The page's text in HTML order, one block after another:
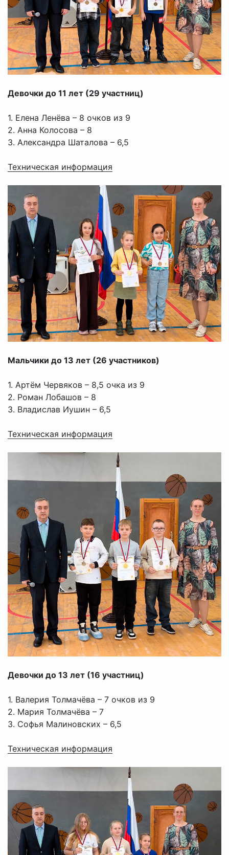
Девочки до 11 лет (29 участниц)
1. Елена Ленёва – 8 очков из 9
2. Анна Колосова – 8
3. Александра Шаталова – 6,5
Техническая информация
Мальчики до 13 лет (26 участников)
1. Артём Червяков – 8,5 очка из 9
2. Роман Лобашов – 8
3. Владислав Иушин – 6,5
Техническая информация
Девочки до 13 лет (16 участниц)
1. Валерия Толмачёва – 7 очков из 9
2. Мария Толмачёва – 7
3. Софья Малиновских – 6,5
Техническая информация